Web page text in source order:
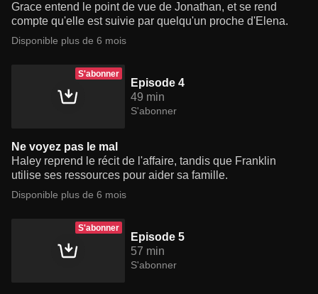
Grace entend le point de vue de Jonathan, et se rend
compte qu'elle est suivie par quelqu'un proche d'Elena.
Disponible plus de 6 mois
S'abonner
Episode 4
49 min
S'abonner
Ne voyez pas le mal
Haley reprend le récit de l'affaire, tandis que Franklin
utilise ses ressources pour aider sa famille.
Disponible plus de 6 mois
S'abonner
Episode 5
57 min
S'abonner